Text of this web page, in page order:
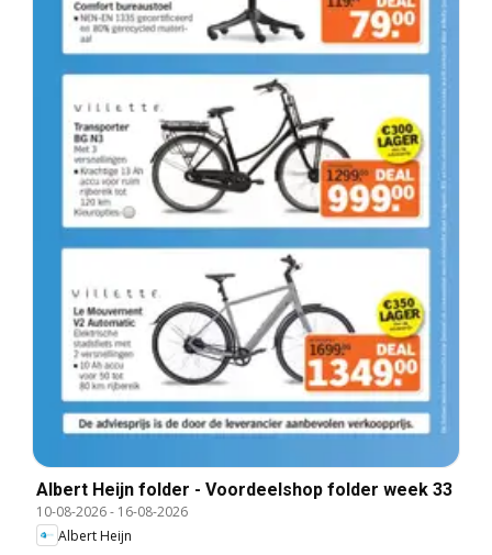
Albert Heijn folder - Voordeelshop folder week 33
10-08-2026- 16-08-2026
Albert Heijn